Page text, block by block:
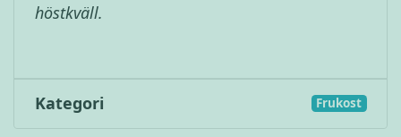
höstkväll.
Kategori Frukost